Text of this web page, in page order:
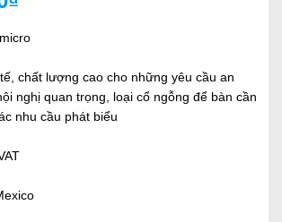
chất lượng cao cho những yêu cầu an
nghị quan trọng, loại cổ ngỗng để bàn cần
nhu cầu phát biểu